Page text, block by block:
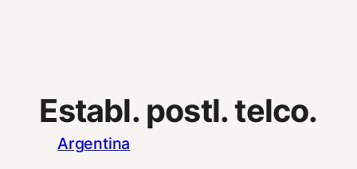
Establ. postl. telco.
Argentina